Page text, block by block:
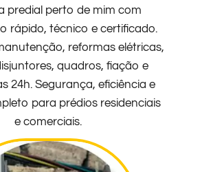
predial perto de mim com
rápido, técnico e certificado.
reformas elétricas,
quadros, fiação e
24h. Segurança, eficiência e
para prédios residenciais
e comerciais.